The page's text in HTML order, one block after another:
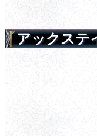
アックステ